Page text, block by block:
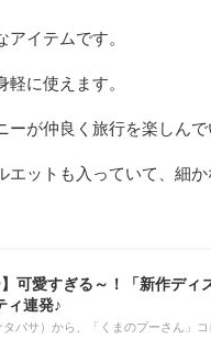
イテムです。
に使えます。
が仲良く旅行を楽しんで
ットも入っていて、細
】可愛すぎる～！「新作ディ
ィ連発♪
バサ）から、「くまのプーさん」